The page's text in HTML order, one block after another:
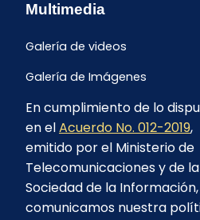
Multimedia
Galería de videos
Galería de Imágenes
En cumplimiento de lo
en elAcuerdo No. 012-2019,
emitido por el Ministerio de
Telecomunicaciones y de la
Sociedad de la Información,
comunicamos nuestra